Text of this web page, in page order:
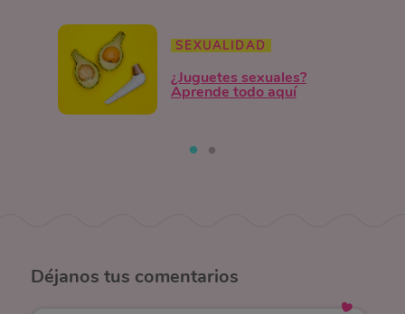
SEXUALIDAD
¿Juguetes sexuales?
Aprende todo aquí
Déjanos tus comentarios